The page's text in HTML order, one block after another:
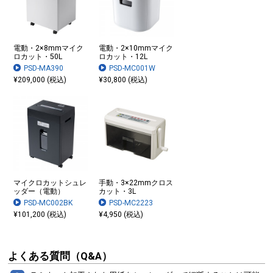
電動・2×8mmマイク
ロカット・50L
PSD-MA390
¥209,000 (税込)
電動・2×10mmマイク
ロカット・12L
PSD-MC001W
¥30,800 (税込)
マイクロカットシュレ
ッダー（電動）
PSD-MC002BK
¥101,200 (税込)
手動・3×22mmクロス
カット・3L
PSD-MC2223
¥4,950 (税込)
よくある質問（Q&A）